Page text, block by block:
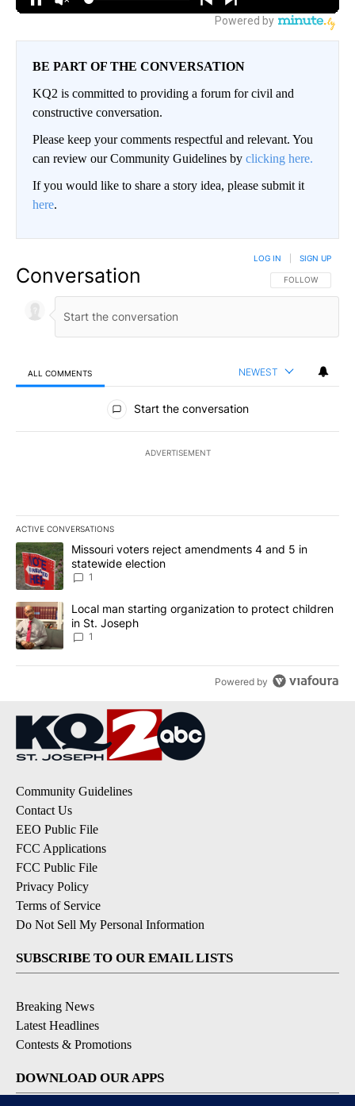
BE PART OF THE CONVERSATION
KQ2 is committed to providing a forum for civil and
constructive conversation.
Please keep your comments respectful and relevant. You
can review our Community Guidelines by clicking here.
If you would like to share a story idea, please submit it
here.
Conversation FOLLOW THIS
FOLLOW
LOG IN SIGN UP
ALL COMMENTS NEWEST
All Comments
Start the conversation
ADVERTISEMENT
ACTIVE CONVERSATIONS
The following is a list of the most commented articles in the last
A trending article titled "Missouri voters reject amendments 4
Missouri voters reject amendments 4 and 5 in
statewide election
1
A trending article titled "Local man starting organization to
Local man starting organization to protect children
in St. Joseph
1
Powered by
Community Guidelines
Contact Us
EEO Public File
FCC Applications
FCC Public File
Privacy Policy
Terms of Service
Do Not Sell My Personal Information
SUBSCRIBE TO OUR EMAIL LISTS
Breaking News
Latest Headlines
Contests & Promotions
DOWNLOAD OUR APPS